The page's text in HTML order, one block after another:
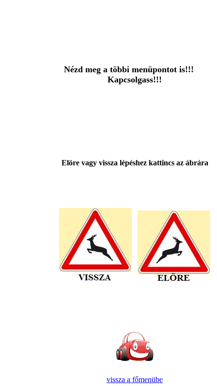
Nézd meg a többi menüpontot is!!!
Kapcsolgass!!!
Elöre vagy vissza lépéshez kattincs az ábrára
vissza a főmenübe